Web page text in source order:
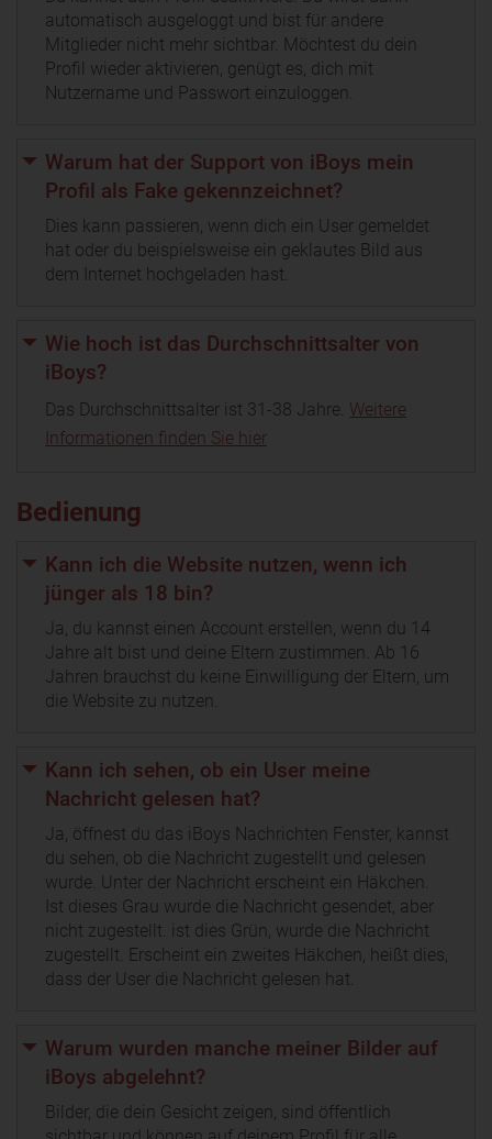
automatisch ausgeloggt und bist für andere
Mitglieder nicht mehr sichtbar. Möchtest du dein
Profil wieder aktivieren, genügt es, dich mit
Nutzername und Passwort einzuloggen.
Warum hat der Support von iBoys mein
Profil als Fake gekennzeichnet?
Dies kann passieren, wenn dich ein User gemeldet
hat oder du beispielsweise ein geklautes Bild aus
dem Internet hochgeladen hast.
Wie hoch ist das Durchschnittsalter von
iBoys?
Das Durchschnittsalter ist 31-38 Jahre. Weitere
Informationen finden Sie hier
Bedienung
Kann ich die Website nutzen, wenn ich
jünger als 18 bin?
Ja, du kannst einen Account erstellen, wenn du 14
Jahre alt bist und deine Eltern zustimmen. Ab 16
Jahren brauchst du keine Einwilligung der Eltern, um
die Website zu nutzen.
Kann ich sehen, ob ein User meine
Nachricht gelesen hat?
Ja, öffnest du das iBoys Nachrichten Fenster, kannst
du sehen, ob die Nachricht zugestellt und gelesen
wurde. Unter der Nachricht erscheint ein Häkchen.
Ist dieses Grau wurde die Nachricht gesendet, aber
nicht zugestellt. ist dies Grün, wurde die Nachricht
zugestellt. Erscheint ein zweites Häkchen, heißt dies,
dass der User die Nachricht gelesen hat.
Warum wurden manche meiner Bilder auf
iBoys abgelehnt?
Bilder, die dein Gesicht zeigen, sind öffentlich